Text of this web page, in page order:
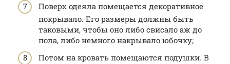
Поверх одеяла помещается декоративное
покрывало. Его размеры должны быть
таковыми, чтобы оно либо свисало аж до
пола, либо немного накрывало юбочку;
Потом на кровать помещаются подушки. В